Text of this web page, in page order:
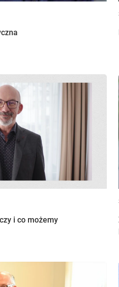
i co możemy